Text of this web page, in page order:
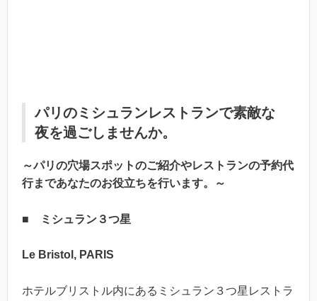
パリのミシュランレストランで素敵な
夜を過ごしませんか。
～パリの穴場スポットのご紹介やレストランの予約代
行まであなたのお役立ちを行います。～
■ ミシュラン３つ星
Le Bristol, PARIS
ホテルブリストル内にあるミシュラン３つ星レストラ